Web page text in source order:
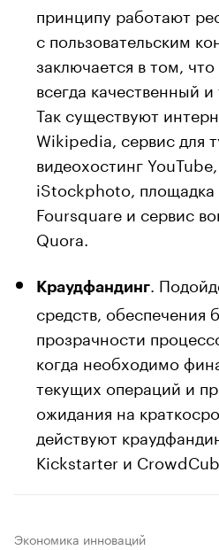
принципу работают
с пользовательским
заключается в том,
всегда качественный
Так существуют
Wikipedia, сервис для
видеохостинг
iStockphoto,
Foursquare и сервис
Quora.
Краудфандинг
.
средств, обеспечения
прозрачности
когда необходимо
текущих операций и
ожидания на
действуют
Kickstarter и
Экономика инноваций